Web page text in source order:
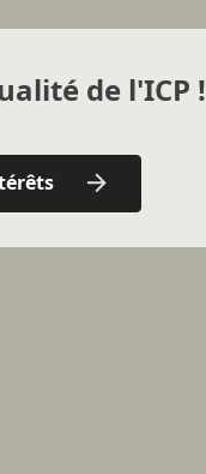
de l'ICP !